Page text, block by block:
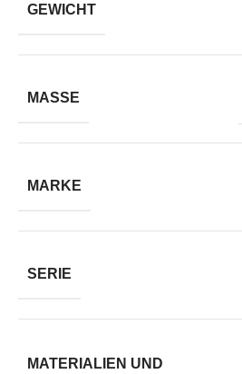
GEWICHT
MASSE
MARKE
SERIE
MATERIALIEN UND